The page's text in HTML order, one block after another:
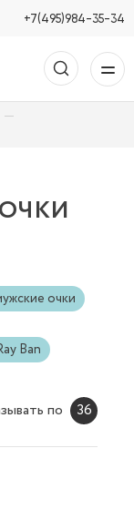
+7(495)984-35-34
очки
Ban
по 36